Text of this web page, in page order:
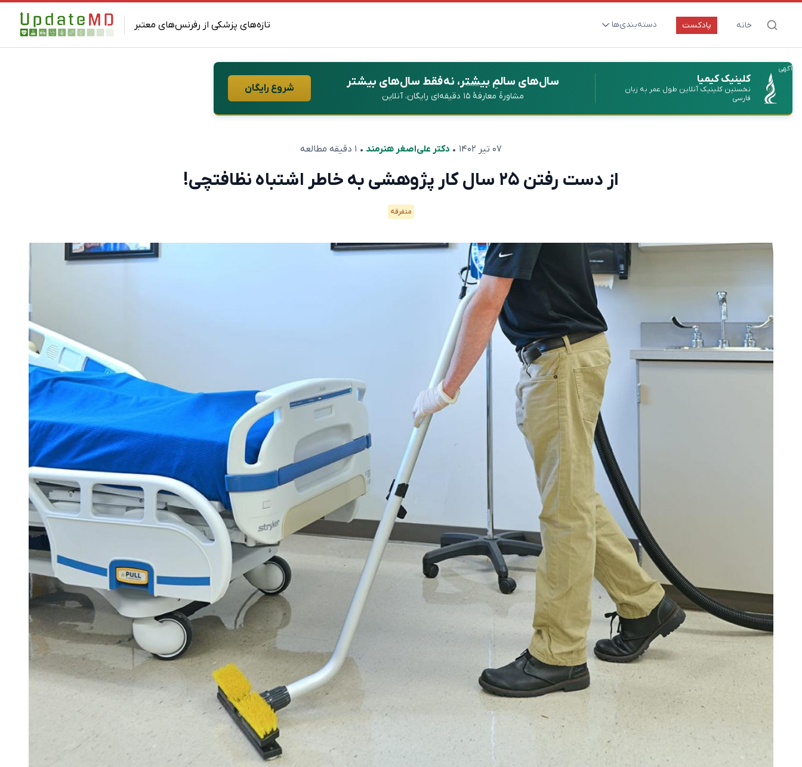
تازه‌های پزشکی از رفرنس‌های معتبر خانه پادکست دسته‌بندی‌ها
ارتقای سلامت و طول عمر
بیماری‌ها و پاتوژن‌ها
تغذیه و مکمل‌ها
متفرقه
آگهی
کلینیک کیمیا
نخستین کلینیک آنلاین طول عمر به زبان
فارسی
سال‌های سالمِبیشتر، نه فقط سال‌های بیشتر
مشاورهٔ معارفهٔ ۱۵ دقیقه‌ای رایگان، آنلاین
شروع رایگان
۰۷ تیر ۱۴۰۲ • دکتر علی‌اصغر هنرمند • ۱ دقیقه مطالعه
از دست رفتن ۲۵ سال کار پژوهشی به خاطر اشتباه نظافتچی!
متفرقه